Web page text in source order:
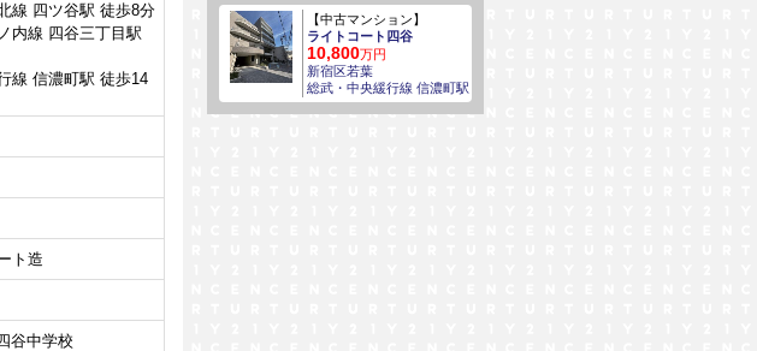
線 四ツ谷駅 徒歩8分
内線 四谷三丁目駅
線 信濃町駅 徒歩14
ト造
谷中学校
【中古マンション】
ライトコート四谷
10,800万円
新宿区若葉
総武・中央緩行線 信濃町駅